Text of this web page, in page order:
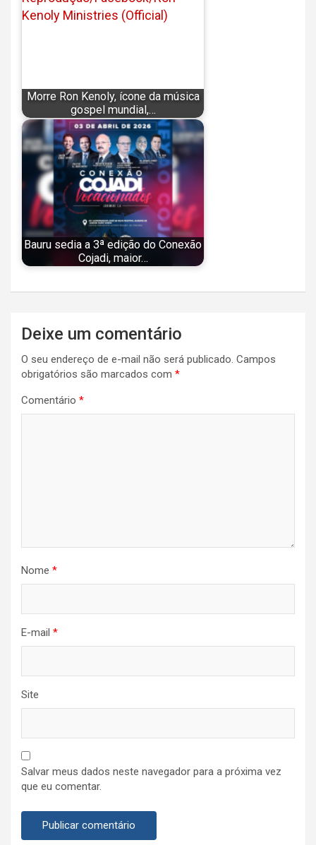
Morre Ron Kenoly, ícone da música
gospel mundial,…
Bauru sedia a 3ª edição do Conexão
Cojadi, maior…
Navegação
de
Post
Deixe um comentário
O seu endereço de e-mail não será publicado. Campos
obrigatórios são marcados com *
Comentário *
Nome *
E-mail *
Site
Salvar meus dados neste navegador para a próxima vez
que eu comentar.